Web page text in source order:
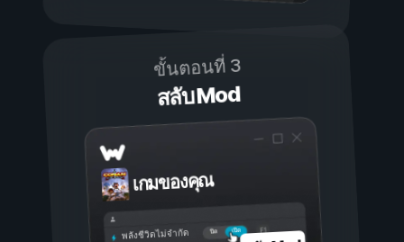
ขั้นตอนที่ 3
สลับ Mod
เกมของคุณ
เปิด
ปิด
พลังชีวิตไม่จำกัด